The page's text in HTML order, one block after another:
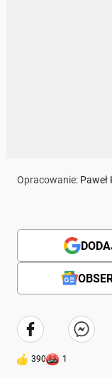
Opracowanie:
390 1